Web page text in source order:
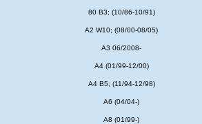
80 B3; (10/86-10/91)
A2 W10; (08/00-08/05)
A3 06/2008-
A4 (01/99-12/00)
A4 B5; (11/94-12/98)
A6 (04/04-)
A8 (01/99-)